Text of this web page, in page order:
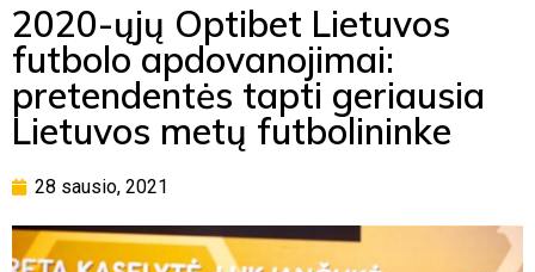
2020-ųjų Optibet Lietuvos
futbolo apdovanojimai:
pretendentės tapti geriausia
Lietuvos metų futbolininke
28 sausio, 2021